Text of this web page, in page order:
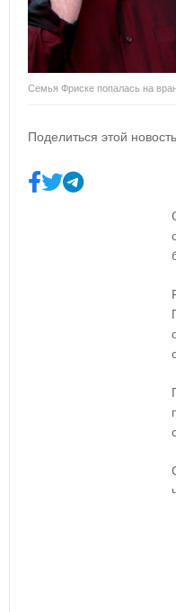
Семья Фриске попалась на
Поделиться этой